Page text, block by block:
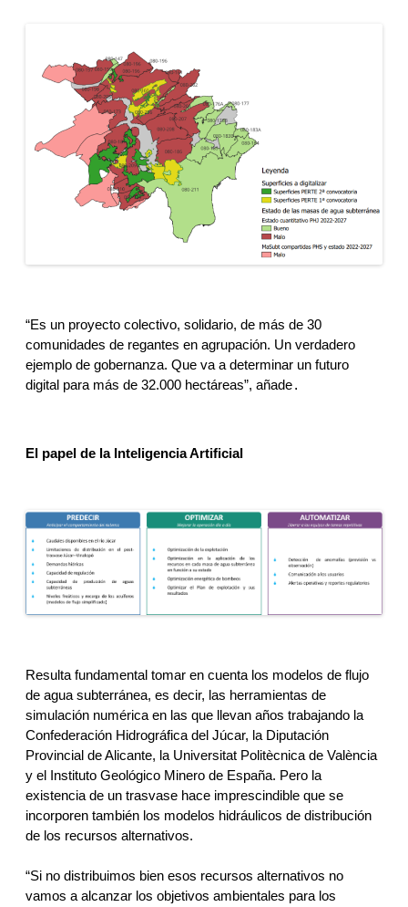
“Es un proyecto colectivo, solidario, de más de 30
comunidades de regantes en agrupación. Un verdadero
ejemplo de gobernanza. Que va a determinar un futuro
digital para más de 32.000 hectáreas”, añade.
El papel de la Inteligencia Artificial
Resulta fundamental tomar en cuenta los modelos de flujo
de agua subterránea, es decir, las herramientas de
simulación numérica en las que llevan años trabajando la
Confederación Hidrográfica del Júcar, la Diputación
Provincial de Alicante, la Universitat Politècnica de València
y el Instituto Geológico Minero de España. Pero la
existencia de un trasvase hace imprescindible que se
incorporen también los modelos hidráulicos de distribución
de los recursos alternativos.
“Si no distribuimos bien esos recursos alternativos no
vamos a alcanzar los objetivos ambientales para los